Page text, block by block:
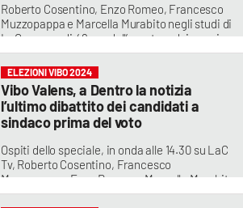
Roberto Cosentino, Enzo Romeo, Francesco
Muzzopappa e Marcella Murabito negli studi di
LaC a meno di 48 ore dall’apertura dei seggi.
Tanti gli argomenti sul tavolo, dalla mancata
ricandidatura di Limardo alla visione della
città
ELEZIONI VIBO 2024
Vibo Valens, a Dentro la notizia
l’ultimo dibattito dei candidati a
sindaco prima del voto
Ospiti dello speciale, in onda alle 14.30 su LaC
Tv, Roberto Cosentino, Francesco
Muzzopappa, Enzo Romeo e Marcella Murabito